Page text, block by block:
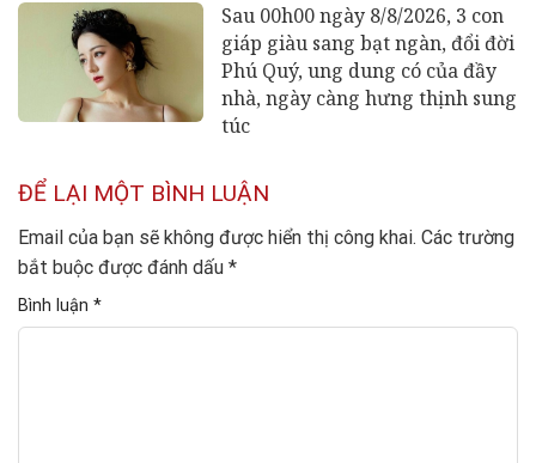
Sau 00h00 ngày 8/8/2026, 3 con
giáp giàu sang bạt ngàn, đổi đời
Phú Quý, ung dung có của đầy
nhà, ngày càng hưng thịnh sung
túc
ĐỂ LẠI MỘT BÌNH LUẬN
Email của bạn sẽ không được hiển thị công khai. Các trường
bắt buộc được đánh dấu *
Bình luận *